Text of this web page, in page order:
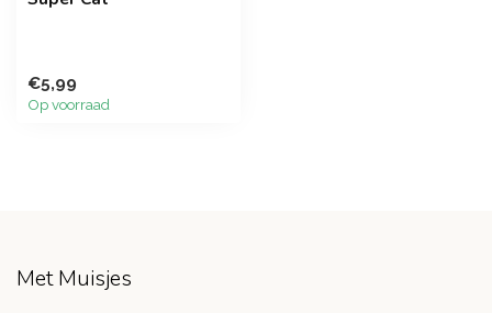
€5,99
Op voorraad
Met Muisjes